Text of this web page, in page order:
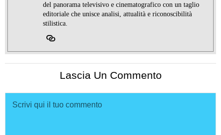
del panorama televisivo e cinematografico con un taglio
editoriale che unisce analisi, attualità e riconoscibilità
stilistica.
Lascia Un Commento